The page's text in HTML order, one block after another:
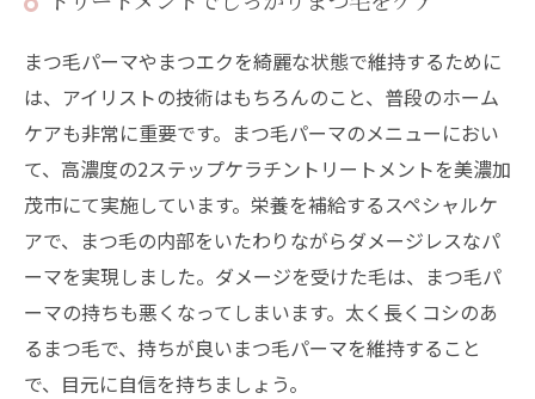
まつ毛パーマやまつエクを綺麗な状態で維持するために
は、アイリストの技術はもちろんのこと、普段のホーム
ケアも非常に重要です。まつ毛パーマのメニューにおい
て、高濃度の2ステップケラチントリートメントを美濃加
茂市にて実施しています。栄養を補給するスペシャルケ
アで、まつ毛の内部をいたわりながらダメージレスなパ
ーマを実現しました。ダメージを受けた毛は、まつ毛パ
ーマの持ちも悪くなってしまいます。太く長くコシのあ
るまつ毛で、持ちが良いまつ毛パーマを維持すること
で、目元に自信を持ちましょう。